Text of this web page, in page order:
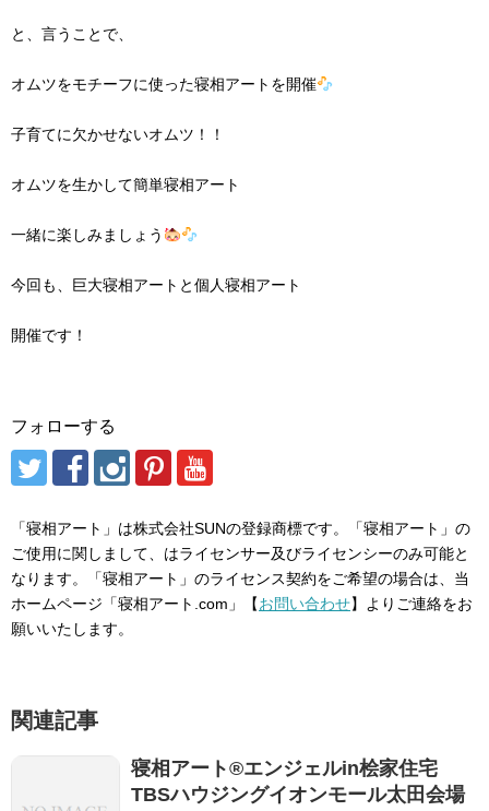
と、言うことで、
オムツをモチーフに使った寝相アートを開催
子育てに欠かせないオムツ！！
オムツを生かして簡単寝相アート
一緒に楽しみましょう
今回も、巨大寝相アートと個人寝相アート
開催です！
フォローする
「寝相アート」は株式会社SUNの登録商標です。「寝相アート」の
ご使用に関しまして、はライセンサー及びライセンシーのみ可能と
なります。「寝相アート」のライセンス契約をご希望の場合は、当
ホームページ「寝相アート.com」【お問い合わせ】よりご連絡をお
願いいたします。
関連記事
寝相アート®︎エンジェルin桧家住宅
TBSハウジングイオンモール太田会場